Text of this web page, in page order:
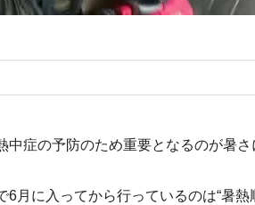
症の予防のため重要となるのが暑さ
に入ってから行っているのは“暑熱